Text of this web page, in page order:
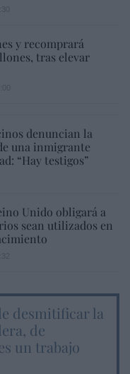
y recomprará
tras elevar
denuncian la
una inmigrante
“Hay testigos”
Unido obligará a
sean utilizados en
desmitificar la
de
un trabajo